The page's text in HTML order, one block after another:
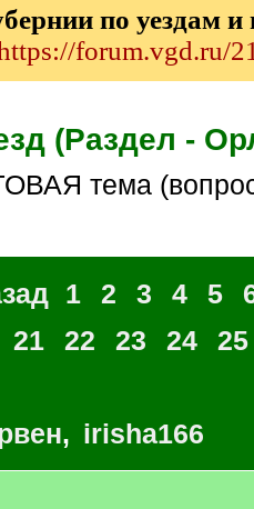
по уездам и
forum.vgd.ru/
(Раздел -
тема
1 2 3 4 5
21 22 23 24 25
, irisha166